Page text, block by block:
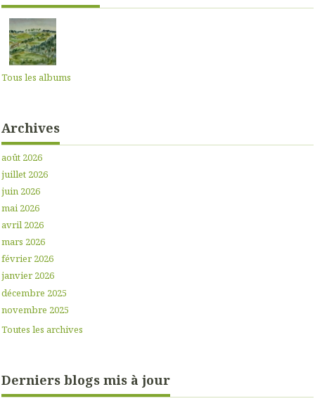
Tous les albums
Archives
août 2026
juillet 2026
juin 2026
mai 2026
avril 2026
mars 2026
février 2026
janvier 2026
décembre 2025
novembre 2025
Toutes les archives
Derniers blogs mis à jour